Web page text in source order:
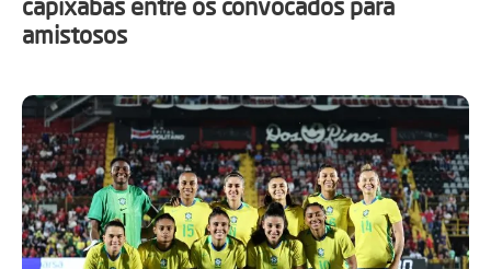
capixabas entre os convocados para
amistosos